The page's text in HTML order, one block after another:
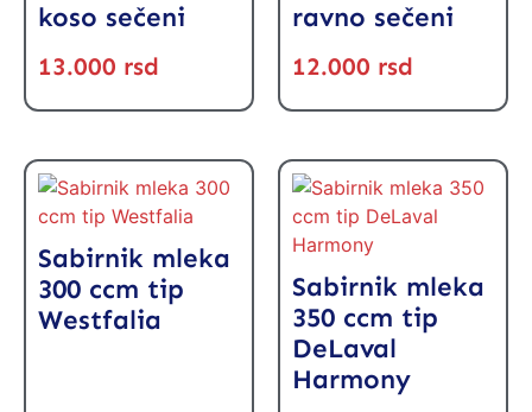
koso sečeni
13.000 rsd
ravno sečeni
12.000 rsd
Sabirnik mleka
300 ccm tip
Westfalia
Sabirnik mleka
350 ccm tip
DeLaval
Harmony